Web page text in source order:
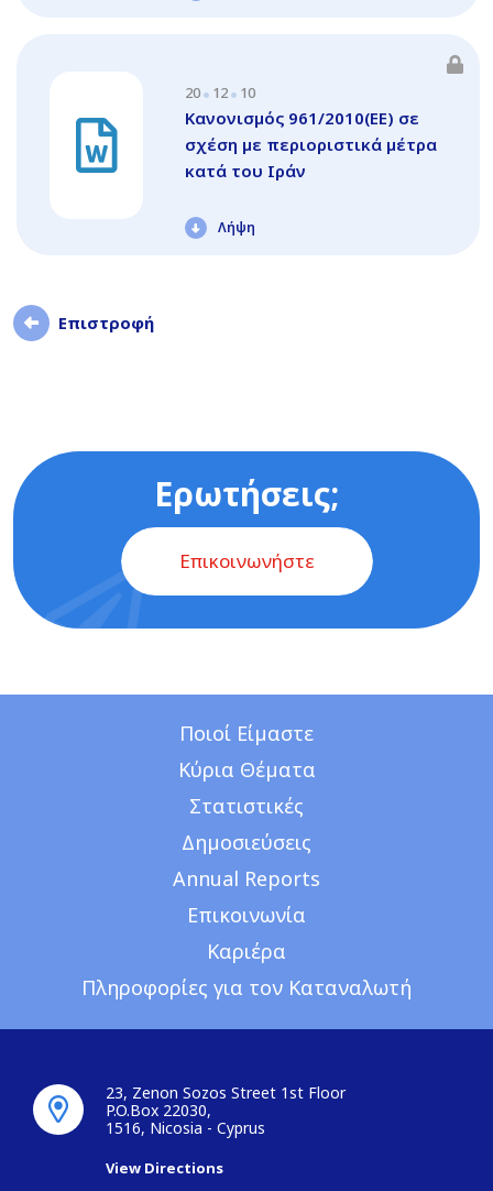
20 12 10
Κανονισμός 961/2010(ΕΕ) σε
σχέση με περιοριστικά μέτρα
κατά του Ιράν
Λήψη
Επιστροφή
Ερωτήσεις;
Επικοινωνήστε
Ποιοί Είμαστε
Κύρια Θέματα
Στατιστικές
Δημοσιεύσεις
Annual Reports
Επικοινωνία
Καριέρα
Πληροφορίες για τον Καταναλωτή
23, Zenon Sozos Street 1st Floor
P.O.Box 22030,
1516, Nicosia - Cyprus
View Directions